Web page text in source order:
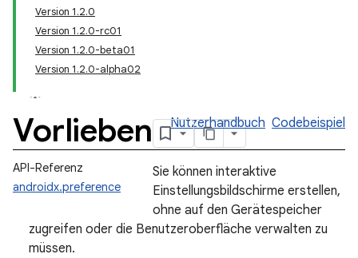
Version 1.2.0
Version 1.2.0-rc01
Version 1.2.0-beta01
Version 1.2.0-alpha02
Vorlieben Nutzerhandbuch Codebeispiel
API-Referenz
androidx.preference
Sie können interaktive
Einstellungsbildschirme erstellen,
ohne auf den Gerätespeicher
zugreifen oder die Benutzeroberfläche verwalten zu
müssen.